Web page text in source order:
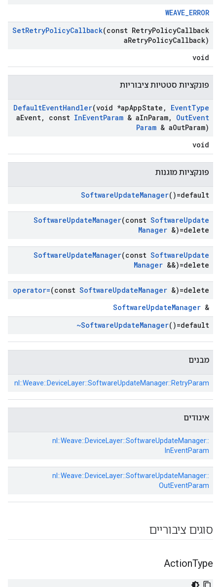
WEAVE_ERROR
SetRetryPolicyCallback(const RetryPolicyCallback
aRetryPolicyCallback)
void
פונקציות סטטיות ציבוריות
DefaultEventHandler(void *apAppState , EventType
aEvent, const InEventParam & aInParam, OutEvent
Param & aOutParam)
void
פונקציות מוגנות
SoftwareUpdateManager()=default
SoftwareUpdateManager(const SoftwareUpdate
Manager &)=delete
SoftwareUpdateManager(const SoftwareUpdate
Manager &&)=delete
operator=(const SoftwareUpdateManager &)=delete
SoftwareUpdateManager &
~SoftwareUpdateManager()=default
מבנים
nl::Weave::DeviceLayer::SoftwareUpdateManager::RetryParam
איגודים
nl::Weave::DeviceLayer::SoftwareUpdateManager::
InEventParam
nl::Weave::DeviceLayer::SoftwareUpdateManager::
OutEventParam
סוגים ציבוריים
ActionType